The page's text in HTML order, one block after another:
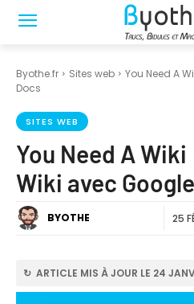
Byothe.fr Sites web
You Need A
Docs
SITES WEB
You Need A
Wiki avec
BYOTHE 25
↻ ARTICLE MIS À JOUR LE 24